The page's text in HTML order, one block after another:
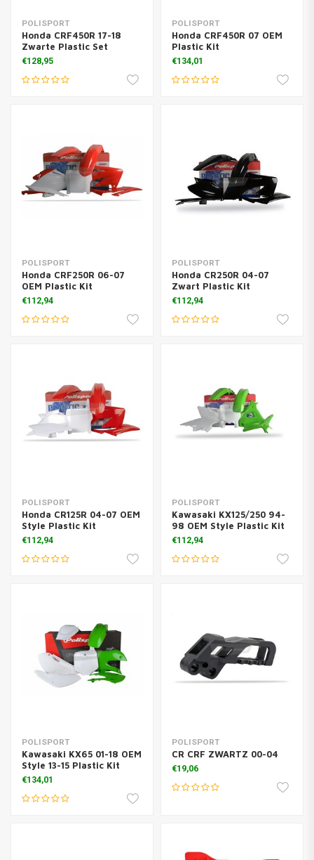
POLISPORT
Honda CRF450R 17-18
Zwarte Plastic Set
€128,95
POLISPORT
Honda CRF450R 07 OEM
Plastic Kit
€134,01
POLISPORT
Honda CRF250R 06-07
OEM Plastic Kit
€112,94
POLISPORT
Honda CR250R 04-07
Zwart Plastic Kit
€112,94
POLISPORT
Honda CR125R 04-07 OEM
Style Plastic Kit
€112,94
POLISPORT
Kawasaki KX125/250 94-
98 OEM Style Plastic Kit
€112,94
POLISPORT
Kawasaki KX65 01-18 OEM
Style 13-15 Plastic Kit
€134,01
POLISPORT
CR CRF ZWARTZ 00-04
€19,06